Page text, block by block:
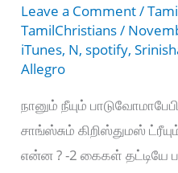
Leave a Comment/
TamilChristians/
iTunes, N, spotify,
Allegro
நானும் நீயும்
சாங்ஸ்சும் கிறிஸ்துமஸ்
என்ன ? -2 கைகள் தட்டியே